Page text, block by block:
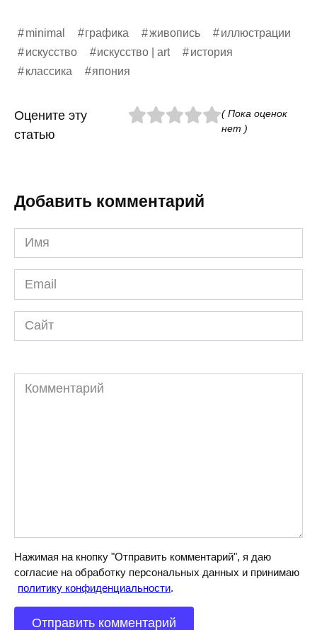
minimal графика живопись
иллюстрации
искусство
искусство | art
история
классика
япония
Оцените эту
статью
( Пока оценок
нет )
Добавить комментарий
Имя
*
Email
*
Сайт
Комментарий
Нажимая на кнопку "Отправить комментарий", я даю
согласие на обработку персональных данных и принимаю
политику конфиденциальности.